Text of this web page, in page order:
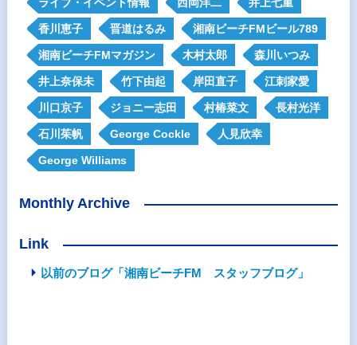
香川恵子 晋道はるみ 湘南ビーチFMビール789
湘南ビーチFMマガジン 木村太郎 森川いつみ
井上奈保未 竹下由起 岸田直子 江刺家愛
川口京子 ジョニー志田 村椿菜文 長村光洋
石川茱帆 George Cockle 人見欣幸
George Williams
Monthly Archive
Link
以前のブログ「湘南ビーチFM スタッフブログ」